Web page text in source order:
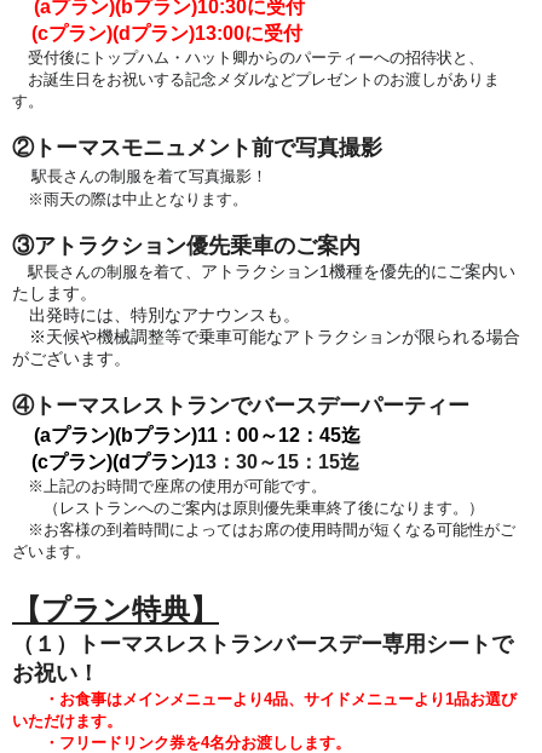
(aプラン)(bプラン)10:30に受付
(cプラン)(dプラン)13:00に受付
受付後に トップハム・ハット卿からのパーティーへの招待状と、
お誕生日をお祝いする記念メダルなどプレゼントのお渡しがありま
す。
②トーマスモニュメント前で写真撮影
駅長さんの制服を着て写真撮影！
※雨天の際は中止となります。
③アトラクション優先乗車のご案内
駅長さんの制服を着て、 アトラクション1機種を優先的にご案内い
たします。
出発時には、特別なアナウンスも。
※天候や機械調整等で乗車可能なアトラクションが限られる場合
がございます。
④トーマスレストランでバースデーパーティー
(aプラン)(bプラン)11：00～12：45迄
(cプラン)(dプラン)13：30～15：15迄
※上記のお時間で座席の使用が可能です。
（レストランへのご案内は原則優先乗車終了後になります。）
※お客様の到着時間によってはお席の使用時間が短くなる可能性がご
ざいます。
【プラン特典】
（１）トーマスレストランバースデー専用シートで
お祝い！
・お食事はメインメニューより4品、サイドメニューより1品お選び
いただけます。
・フリードリンク券を4名分お渡しします。